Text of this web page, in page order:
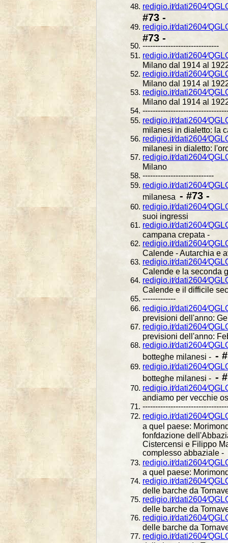
#73 -
#73 -
------------------------------
Milano dal 1914 al
Milano dal 1914 al
Milano dal 1914 al
milanesi in dialetto: la
milanesi in dialetto:
Milano
----------------------------
milanesa - #73 -
suoi ingressi
campana crepata -
Calende - Autarchia e
Calende e la seconda
Calende e il difficile
-------------
previsioni dell'anno:
previsioni dell'anno:
botteghe milanesi - -
botteghe milanesi - -
andiamo per vecchie
a quel paese:
fonfdazione
Cistercensi e Filippo
complesso abbaziale -
a quel paese:
delle barche da
delle barche da
delle barche da